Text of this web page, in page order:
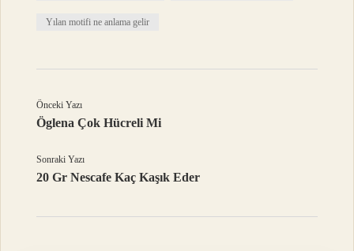
Yılan motifi ne anlama gelir
Önceki Yazı
Öglena Çok Hücreli Mi
Sonraki Yazı
20 Gr Nescafe Kaç Kaşık Eder